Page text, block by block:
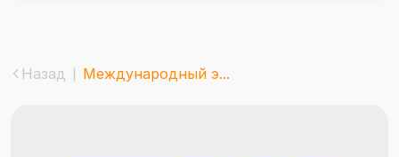
Назад Международный э...